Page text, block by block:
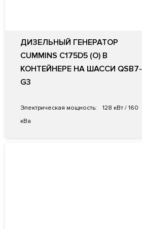
ДИЗЕЛЬНЫЙ ГЕНЕРАТОР
CUMMINS C175D5 (O) В
КОНТЕЙНЕРЕ НА ШАССИ QSB7-
G3
Электрическая мощность:
128 кВт / 160
кВа